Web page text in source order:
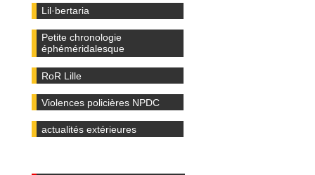
Lil·bertaria
Petite chronologie
éphéméridalesque
RoR Lille
Violences policières NPDC
actualités extérieures